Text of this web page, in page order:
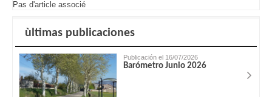
Pas d'article associé
ùltimas publicaciones
Publicación el 16/07/2026
Barómetro Junio 2026